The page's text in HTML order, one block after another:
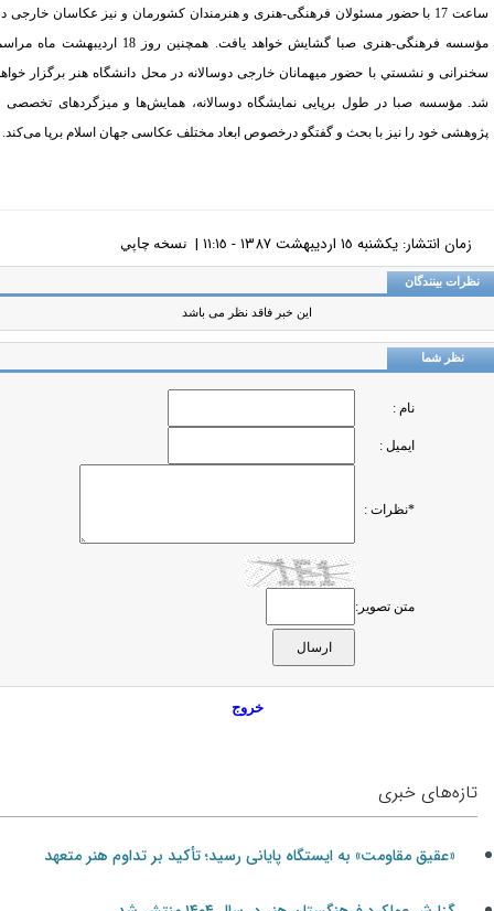
ساعت 17 با حضور مسئولان فرهنگی-هنری و هنرمندان کشورمان و نيز عکاسان خارجی در
مؤسسه فرهنگی-هنری صبا گشايش خواهد يافت. همچنين روز 18 ارديبهشت ماه مراسم
و نشستي با حضور ميهمانان خارجی دوسالانه در محل دانشگاه هنر برگزار خواهد
مؤسسه صبا در طول برپايی نمايشگاه دوسالانه، همايش‌ها و ميزگردهای تخصصی و
خود را نيز با بحث و گفتگو درخصوص ابعاد مختلف عکاسی جهان اسلام برپا می‌کند.
زمان انتشار: يکشنبه ١٥ ارديبهشت ١٣٨٧ - ١١:١٥ | نسخه چاپي
بینندگان
این خبر فاقد نظر می باشد
نظر شما
نام :
ایمیل :
*نظرات :
متن تصویر:
خروج
تازه‌های خبری
«عقیق مقاومت» به ایستگاه پایانی رسید؛ تأکید بر تداوم هنر متعهد